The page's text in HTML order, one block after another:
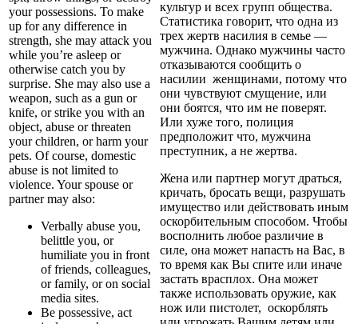
your possessions. To make
up for any difference in
strength, she may attack you
while you’re asleep or
otherwise catch you by
surprise. She may also use a
weapon, such as a gun or
knife, or strike you with an
object, abuse or threaten
your children, or harm your
pets. Of course, domestic
abuse is not limited to
violence. Your spouse or
partner may also:
Verbally abuse you,
belittle you, or
humiliate you in front
of friends, colleagues,
or family, or on social
media sites.
Be possessive, act
культур и всех групп общества.
Статистика говорит, что одна из
трех жертв насилия в семье —
мужчина. Однако мужчины часто
отказываются сообщить о
насилии женщинами, потому что
они чувствуют смущение, или
они боятся, что им не поверят.
Или хуже того, полиция
предположит что, мужчина
преступник, а не жертва.
Жена или партнер могут драться,
кричать, бросать вещи, разрушать
имущество или действовать иным
оскорбительным способом. Чтобы
восполнить любое различие в
силе, она может напасть на Вас, в
то время как Вы спите или иначе
застать врасплох. Она может
также использовать оружие, как
нож или пистолет, оскорблять